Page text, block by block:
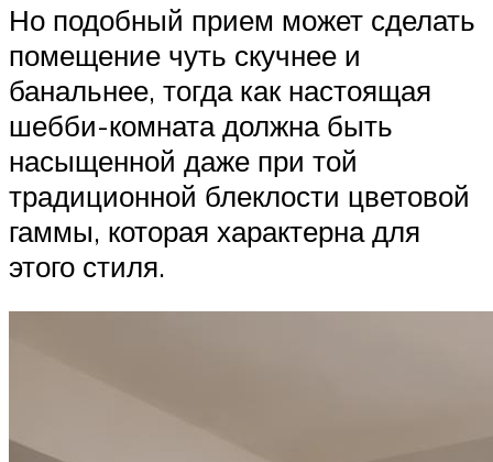
Но подобный прием может сделать
помещение чуть скучнее и
банальнее, тогда как настоящая
шебби-комната должна быть
насыщенной даже при той
традиционной блеклости цветовой
гаммы, которая характерна для
этого стиля.